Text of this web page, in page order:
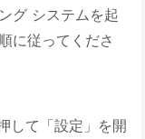
グ システムを起
に従ってくださ
して「設定」を開